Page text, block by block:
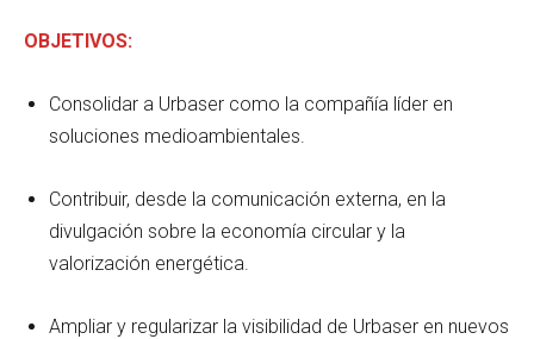
OBJETIVOS:
Consolidar a Urbaser como la compañía líder en
soluciones medioambientales.
Contribuir, desde la comunicación externa, en la
divulgación sobre la economía circular y la
valorización energética.
Ampliar y regularizar la visibilidad de Urbaser en nuevos